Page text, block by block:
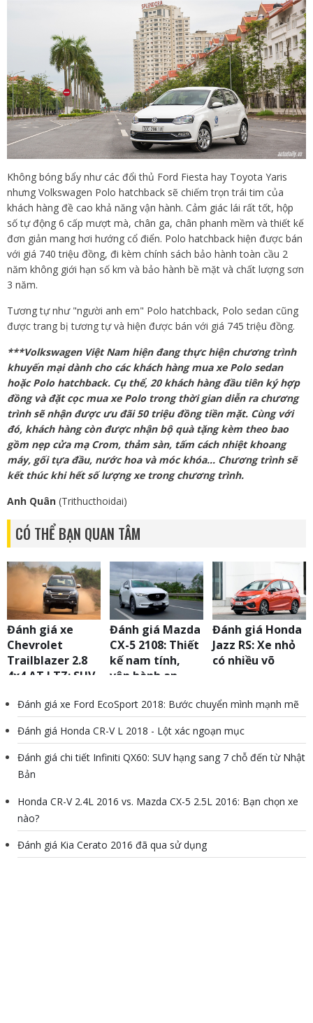
Không bóng bẩy như các đổi thủ Ford Fiesta hay Toyota Yaris
nhưng Volkswagen Polo hatchback sẽ chiếm trọn trái tim của
khách hàng đề cao khả năng vận hành. Cảm giác lái rất tốt, hộp
số tự động 6 cấp mượt mà, chân ga, chân phanh mềm và thiết kế
đơn giản mang hơi hướng cổ điển. Polo hatchback hiện được bán
với giá 740 triệu đồng, đi kèm chính sách bảo hành toàn cầu 2
năm không giới hạn số km và bảo hành bề mặt và chất lượng sơn
3 năm.
Tương tự như "người anh em" Polo hatchback, Polo sedan cũng
được trang bị tương tự và hiện được bán với giá 745 triệu đồng.
***Volkswagen Việt Nam hiện đang thực hiện chương trình
khuyến mại dành cho các khách hàng mua xe Polo sedan
hoặc Polo hatchback. Cụ thể, 20 khách hàng đầu tiên ký hợp
đồng và đặt cọc mua xe Polo trong thời gian diễn ra chương
trình sẽ nhận được ưu đãi 50 triệu đồng tiền mặt. Cùng với
đó, khách hàng còn được nhận bộ quà tặng kèm theo bao
gồm nẹp cửa mạ Crom, thảm sàn, tấm cách nhiệt khoang
máy, gối tựa đầu, nước hoa và móc khóa... Chương trình sẽ
kết thúc khi hết số lượng xe trong chương trình.
Anh Quân (Trithucthoidai)
CÓ THỂ BẠN QUAN TÂM
Đánh giá xe
Chevrolet
Trailblazer 2.8
4x4 AT LTZ: SUV
Đánh giá Mazda
CX-5 2108: Thiết
kế nam tính,
vận hành an
Đánh giá Honda
Jazz RS: Xe nhỏ
có nhiều võ
Đánh giá xe Ford EcoSport 2018: Bước chuyển mình mạnh mẽ
Đánh giá Honda CR-V L 2018 - Lột xác ngoạn mục
Đánh giá chi tiết Infiniti QX60: SUV hạng sang 7 chỗ đến từ Nhật
Bản
Honda CR-V 2.4L 2016 vs. Mazda CX-5 2.5L 2016: Bạn chọn xe
nào?
Đánh giá Kia Cerato 2016 đã qua sử dụng